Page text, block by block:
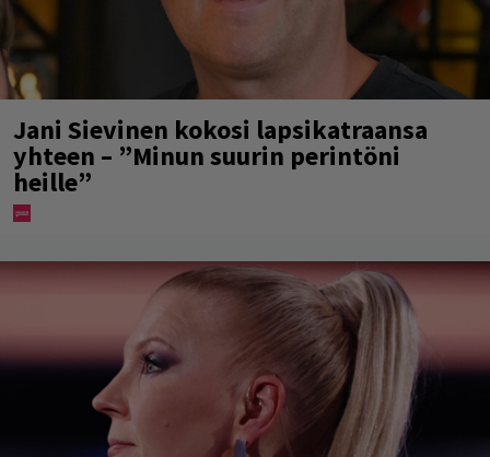
Jani Sievinen kokosi lapsikatraansa
yhteen – ”Minun suurin perintöni
heille”